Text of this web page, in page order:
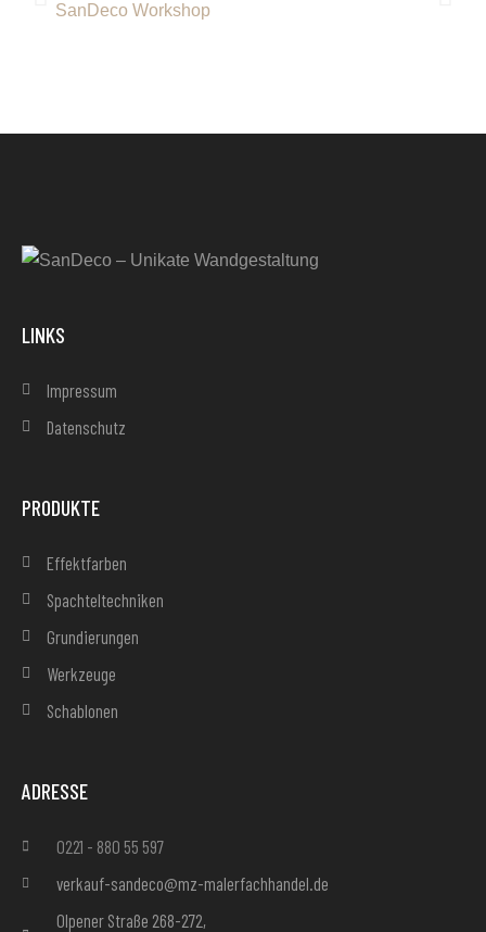
LINKS
Impressum
Datenschutz
PRODUKTE
Effektfarben
Spachteltechniken
Grundierungen
Werkzeuge
Schablonen
ADRESSE
0221 - 880 55 597
verkauf-sandeco@mz-malerfachhandel.de
Olpener Straße 268-272,